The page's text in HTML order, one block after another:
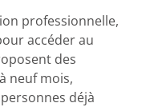
professionnelle,
accéder au
des
neuf mois,
déjà